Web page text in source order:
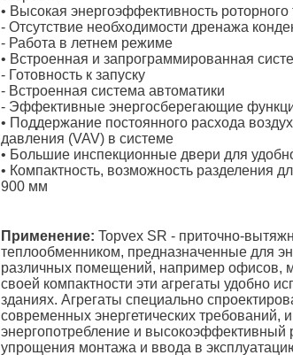
• Высокая энергоэффективность
- Отсутствие необходимости дренажа
- Работа в летнем режиме
• Встроенная и запрограммированная
- Готовность к запуску
- Встроенная система автоматики
- Эффективные энергосберегающие
• Поддержание постоянного расхода
давления (VAV) в системе
• Большие инспекционные двери для
• Компактность, возможность разделения
900 мм
Применение: Topvex SR - приточно-
теплообменником, предназначенные для
различных помещений, например офисов,
своей компактности эти агрегаты удобно
зданиях. Агрегаты специально
современных энергетических требований,
энергопотребление и высокоэффективный
упрощения монтажа и ввода в